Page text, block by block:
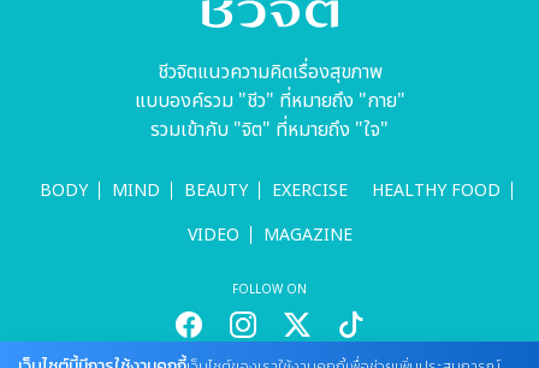
ชีวจิตแนวความคิดเรื่องสุขภาพ
แบบองค์รวม "ชีว" ที่หมายถึง "กาย"
รวมเข้ากับ "จิต" ที่หมายถึง "ใจ"
BODY MIND BEAUTY EXERCISE
HEALTHY FOOD
VIDEO
MAGAZINE
FOLLOW ON